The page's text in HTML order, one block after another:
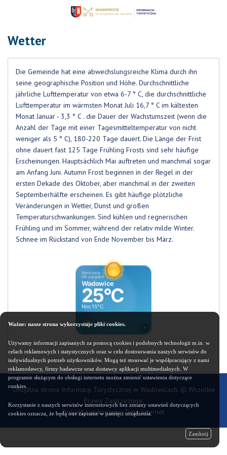
Wetter
Die Gemeinde hat eine abwechslungsreiche Klima durch ihn
seine geographische Position und Höhe. Durchschnittliche
jährliche Lufttemperatur von etwa 6-7 ° C, die durchschnittliche
Lufttemperatur im wärmsten Monat Juli 16,7 ° C im kältesten
Monat Januar - 3,3 ° C . die Dauer der Wachstumszeit (wenn die
Anzahl der Tage mit einer Tagesmitteltemperatur von nicht
weniger als 5 ° C), 180-220 Tage dauert. Die Länge der Frist
ohne dauert fast 125 Tage Frühling Frosts sind sehr häufige
Erscheinungen. Hauptsächlich Mai auftreten und manchmal sogar
am Anfang Juni. Autumn Frost beginnen in der Regel in der
ersten Dekade des Oktober, aber manchmal in der zweiten
Septemberhälfte erscheinen. Es gibt häufige plötzliche
Veränderungen in Wetter, Dunst und großen
Temperaturschwankungen. Sind kühlen und regnerischen
Frühling und im Sommer, während der relativ milde Winter.
Schnee im Rückstand von Ende November bis März.
Oficjalna strona Informacji Turystycznej w Wadowicach. © Wszelkie
Prawa Zastrzeżone.
Projekt i wykonanie: Tenit Internet
Ważne: nasze strona wykorzystuje pliki cookies.
Używamy informacji zapisanych za pomocą cookies i podobnych technologii m.in. w
celach reklamowych i statystycznych oraz w celu dostosowania naszych serwisów do
indywidualnych potrzeb użytkowników. Mogą też stosować je współpracujący z nami
reklamodawcy, firmy badawcze oraz dostawcy aplikacji multimedialnych. W
programie służącym do obsługi internetu można zmienić ustawienia dotyczące
cookies.
Korzystanie z naszych serwisów internetowych bez zmiany ustawień dotyczących
cookies oznacza, że będą one zapisane w pamięci urządzenia.
Zamknij